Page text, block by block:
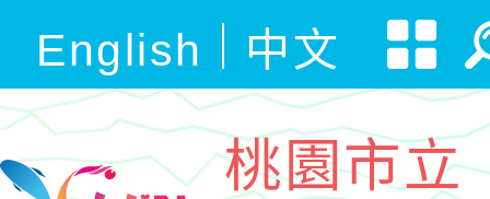
English 中文
桃園市立